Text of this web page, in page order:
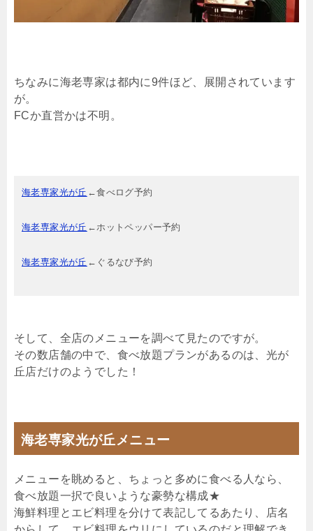
ちなみに海老専家は都内に9件ほど、展開されています
が。
FCか直営かは不明。
海老専家光が丘 ←食べログ予約
海老専家光が丘 ←ホットペッパー予約
海老専家光が丘 ←ぐるなび予約
そして、全店のメニューを調べて見たのですが。
その数店舗の中で、食べ放題プランがあるのは、光が
丘店だけのようでした！
海老専家光が丘メニュー
メニューを眺めると、ちょっと多めに食べる人なら、
食べ放題一択で良いような豪勢な構成★
海鮮料理とエビ料理を分けて表記してるあたり、店名